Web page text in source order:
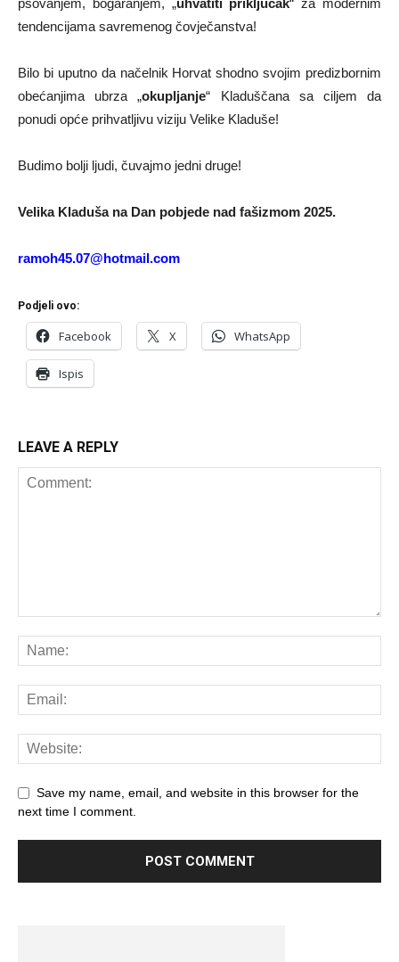
tendencijama savremenog čovječanstva!
Bilo bi uputno da načelnik Horvat shodno svojim predizbornim
obećanjima ubrza „okupljanje“ Kladuščana sa ciljem da
ponudi opće prihvatljivu viziju Velike Kladuše!
Budimo bolji ljudi, čuvajmo jedni druge!
Velika Kladuša na Dan pobjede nad fašizmom 2025.
ramoh45.07@hotmail.com
Podjeli ovo:
Facebook X WhatsApp
Ispis
LEAVE A REPLY
Save my name, email, and website in this browser for the
next time I comment.